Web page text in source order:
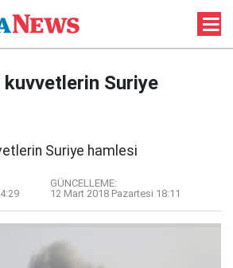
Suriye
Suriye hamlesi
GÜNCELLEME:
12 Mart 2018 Pazartesi 18:11